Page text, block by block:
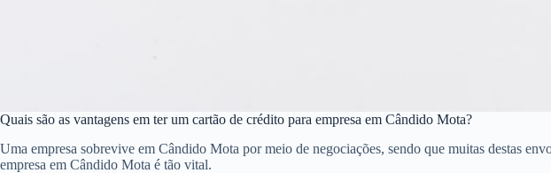
Quais são as vantagens em ter um cartão de crédito para empresa em Cândido Mota?
Uma empresa sobrevive em Cândido Mota por meio de negociações, sendo que muitas destas
empresa em Cândido Mota é tão vital.